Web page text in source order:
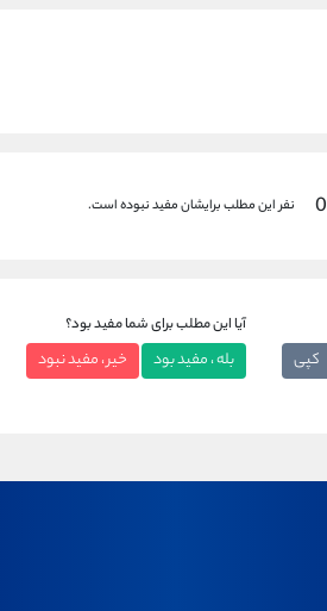
0 نفر این مطلب برایشان مفید نبوده است.
کپی
آیا این مطلب برای شما مفید بود؟
بله ، مفید بود خیر ، مفید نبود